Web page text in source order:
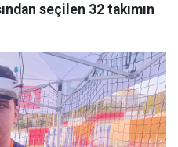
seçilen 32 takımın